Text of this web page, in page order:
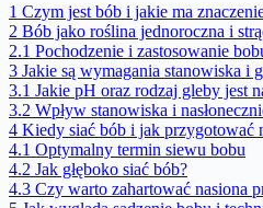
1 Czym jest bób i jakie ma
2 Bób jako roślina jednoroczna i
2.1 Pochodzenie i zastosowanie
3 Jakie są wymagania stanowiska i
3.1 Jakie pH oraz rodzaj gleby jest
3.2 Wpływ stanowiska i
4 Kiedy siać bób i jak przygotować
4.1 Optymalny termin siewu bobu
4.2 Jak głęboko siać bób?
4.3 Czy warto zahartować nasiona